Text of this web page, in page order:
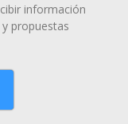
información
propuestas